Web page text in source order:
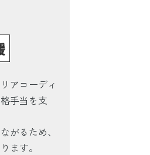
アコーディ
手当を支
がるため、
ます。